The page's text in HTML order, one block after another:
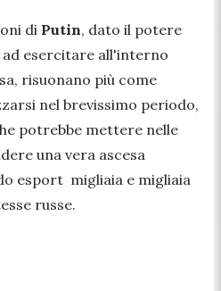
di Putin, dato il potere
ad esercitare all'interno
risuonano più come
nel brevissimo periodo,
potrebbe mettere nelle
una vera ascesa
esport migliaia e migliaia
russe.